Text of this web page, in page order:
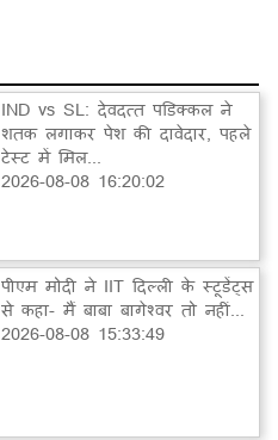
IND vs SL: देवदत्त पडिक्कल ने
शतक लगाकर पेश की दावेदार, पहले
टेस्ट में मिल...
2026-08-08 16:20:02
पीएम मोदी ने IIT दिल्ली के स्टूडेंट्स
से कहा- मैं बाबा बागेश्वर तो नहीं...
2026-08-08 15:33:49